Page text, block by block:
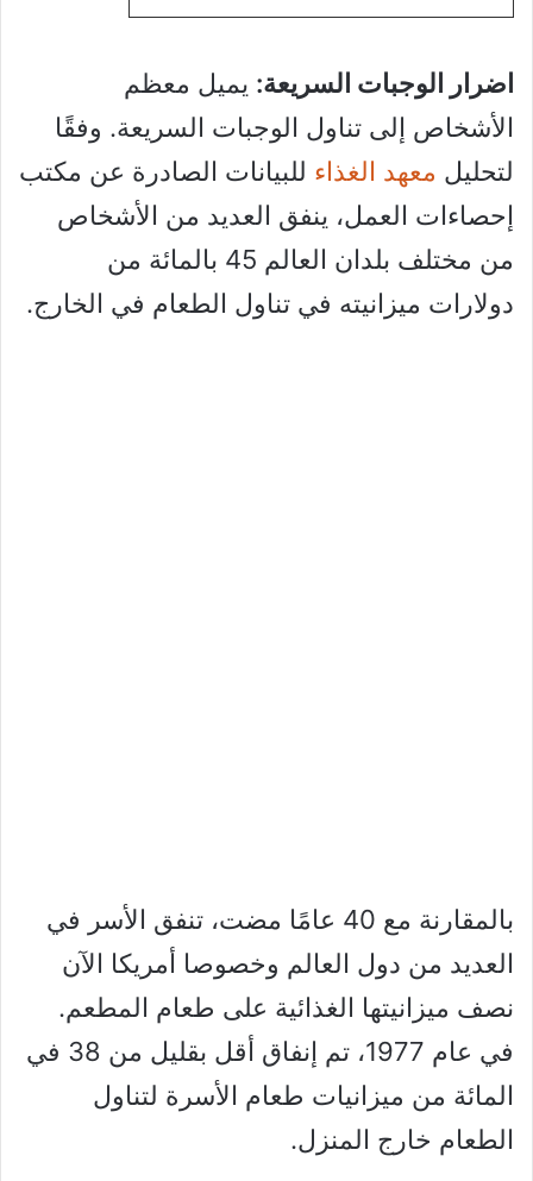
اضرار الوجبات السريعة: يميل معظم
الأشخاص إلى تناول الوجبات السريعة. وفقًا
لتحليل معهد الغذاء للبيانات الصادرة عن مكتب
إحصاءات العمل، ينفق العديد من الأشخاص
من مختلف بلدان العالم 45 بالمائة من
دولارات ميزانيته في تناول الطعام في الخارج.
بالمقارنة مع 40 عامًا مضت، تنفق الأسر في
العديد من دول العالم وخصوصا أمريكا الآن
نصف ميزانيتها الغذائية على طعام المطعم.
في عام 1977، تم إنفاق أقل بقليل من 38 في
المائة من ميزانيات طعام الأسرة لتناول
الطعام خارج المنزل.